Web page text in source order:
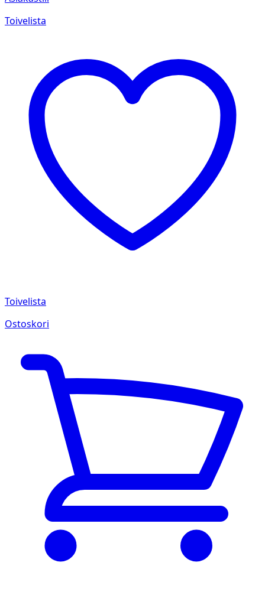
Toivelista
Toivelista
Ostoskori